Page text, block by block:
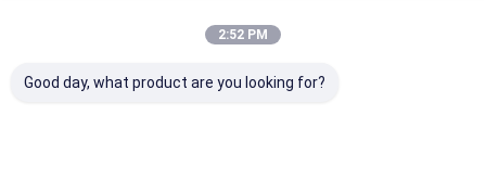
2:52 PM
Good day, what product are you looking for?